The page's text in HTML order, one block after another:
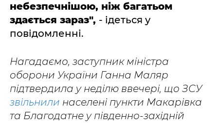
небезпечнішою, ніж багатьом
здається зараз", - ідеться у
повідомленні.
Нагадаємо, заступник міністра
оборони України Ганна Маляр
підтвердила у неділю ввечері, що ЗСУ
звільнили населені пункти Макарівка
та Благодатне у південно-західній